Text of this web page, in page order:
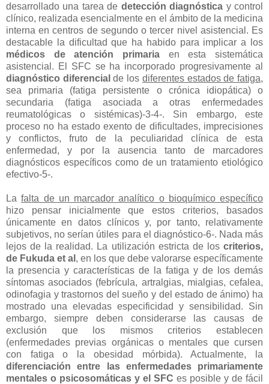
desarrollado una tarea de detección diagnóstica y control
clínico, realizada esencialmente en el ámbito de la medicina
interna en centros de segundo o tercer nivel asistencial. Es
destacable la dificultad que ha habido para implicar a los
médicos de atención primaria en esta sistemática
asistencial. El SFC se ha incorporado progresivamente al
diagnóstico diferencial de los diferentes estados de fatiga,
sea primaria (fatiga persistente o crónica idiopática) o
secundaria (fatiga asociada a otras enfermedades
reumatológicas o sistémicas)-3-4-. Sin embargo, este
proceso no ha estado exento de dificultades, imprecisiones
y conflictos, fruto de la peculiaridad clínica de esta
enfermedad, y por la ausencia tanto de marcadores
diagnósticos específicos como de un tratamiento etiológico
efectivo-5-.
Lafalta de un marcador analítico o bioquímico específico
hizo pensar inicialmente que estos criterios, basados
únicamente en datos clínicos y, por tanto, relativamente
subjetivos, no serían útiles para el diagnóstico-6-. Nada más
lejos de la realidad. La utilización estricta de los criterios,
de Fukuda et al , en los que debe valorarse específicamente
la presencia y características de la fatiga y de los demás
síntomas asociados (febrícula, artralgias, mialgias, cefalea,
odinofagia y trastornos del sueño y del estado de ánimo) ha
mostrado una elevadas especificidad y sensibilidad. Sin
embargo, siempre deben considerarse las causas de
exclusión que los mismos criterios establecen
(enfermedades previas orgánicas o mentales que cursen
con fatiga o la obesidad mórbida). Actualmente, la
diferenciación entre las enfermedades primariamente
mentales o psicosomáticas y el SFC es posible y de fácil